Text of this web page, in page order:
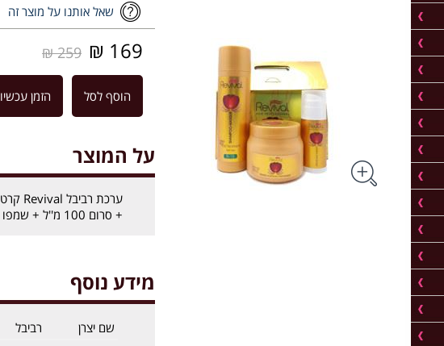
שאל אותנו על מוצר זה
169 ₪
259 ₪
הוסף לסל הזמן עכשיו
על המוצר
+ סרום 100 מ''ל + שמפו 500 מ''ל
מידע נוסף
שם יצרן רביבל